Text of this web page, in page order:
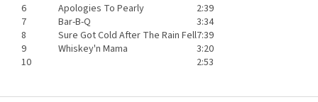
6
Apologies To Pearly
2:39
7
Bar-B-Q
3:34
8
Sure Got Cold After The Rain Fell7:39
9
Whiskey'n Mama
3:20
10
2:53